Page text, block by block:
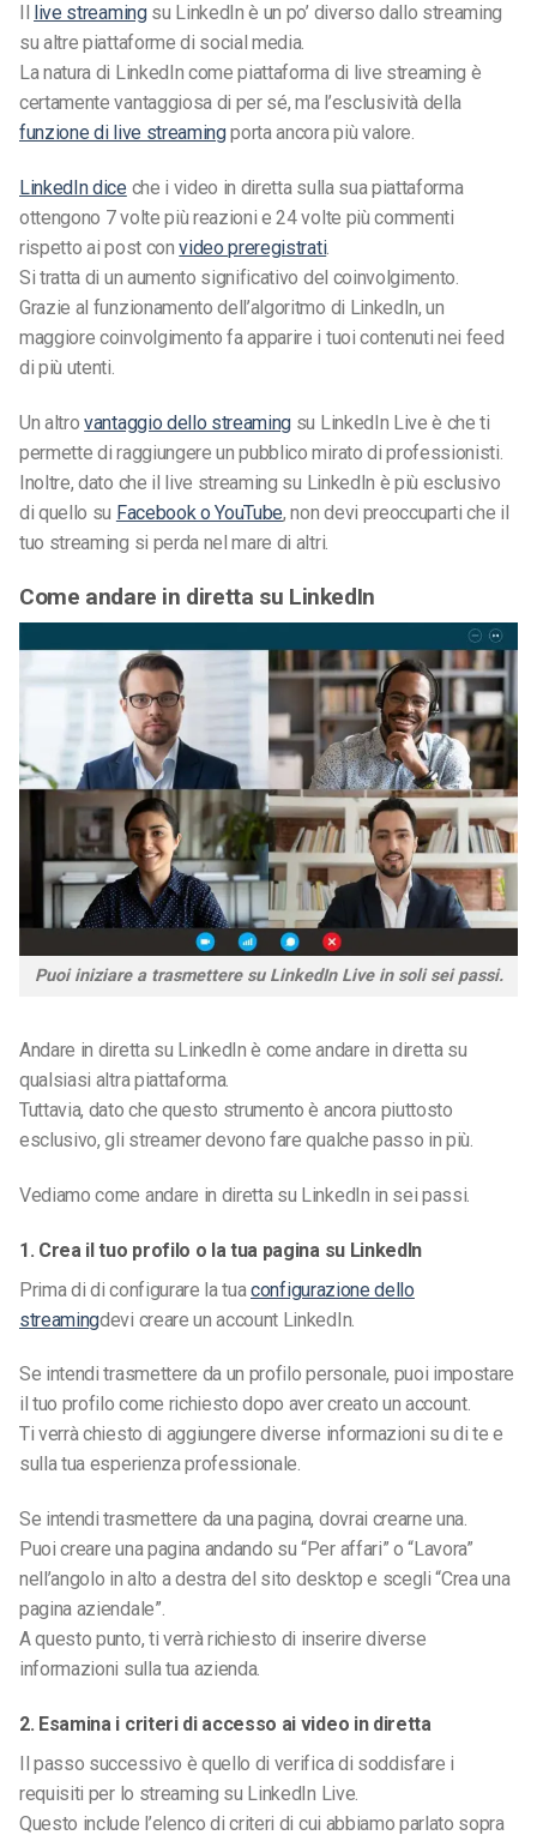
live streamingsu LinkedIn è un po’ diverso dallo streaming
su altre piattaforme di social media.
La natura di LinkedIn come piattaforma di live streaming è
certamente vantaggiosa di per sé, ma l’esclusività della
funzione di live streamingporta ancora più valore.
LinkedIn dice che i video in diretta sulla sua piattaforma
ottengono 7 volte più reazioni e 24 volte più commenti
rispetto ai post convideo preregistrati.
Si tratta di un aumento significativo del coinvolgimento.
Grazie al funzionamento dell’algoritmo di LinkedIn, un
maggiore coinvolgimento fa apparire i tuoi contenuti nei feed
di più utenti.
Un altrovantaggio dello streaming su LinkedIn Live è che ti
permette di raggiungere un pubblico mirato di professionisti.
Inoltre, dato che il live streaming su LinkedIn è più esclusivo
di quello su Facebook o YouTube, non devi preoccuparti che il
tuo streaming si perda nel mare di altri.
Come andare in diretta su LinkedIn
Puoi iniziare a trasmettere su LinkedIn Live in soli sei passi.
Andare in diretta su LinkedIn è come andare in diretta su
qualsiasi altra piattaforma.
Tuttavia, dato che questo strumento è ancora piuttosto
esclusivo, gli streamer devono fare qualche passo in più.
Vediamo come andare in diretta su LinkedIn in sei passi.
1. Crea il tuo profilo o la tua pagina su LinkedIn
Prima didi configurare la tuaconfigurazione dello
streamingdevi creare un account LinkedIn.
Se intendi trasmettere da un profilo personale, puoi impostare
il tuo profilo come richiesto dopo aver creato un account.
Ti verrà chiesto di aggiungere diverse informazioni su di te e
sulla tua esperienza professionale.
Se intendi trasmettere da una pagina, dovrai crearne una.
Puoi creare una pagina andando su“Per affari” o “Lavora”
nell’angolo in alto a destra del sito desktop e scegli “Crea una
pagina aziendale”.
A questo punto, ti verrà richiesto di inserire diverse
informazioni sulla tua azienda.
2. Esamina i criteri di accesso ai video in diretta
Il passo successivo è quello di verifica di soddisfare i
requisiti per lo streaming su LinkedIn Live.
Questo include l’elenco di criteri di cui abbiamo parlato sopra